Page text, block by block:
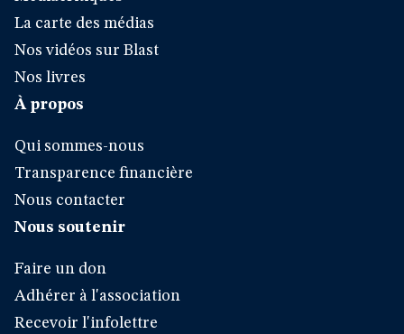
La carte des médias
Nos vidéos sur Blast
Nos livres
À propos
Qui sommes-nous
Transparence financière
Nous contacter
Nous soutenir
Faire un don
Adhérer à l'association
Recevoir l'infolettre